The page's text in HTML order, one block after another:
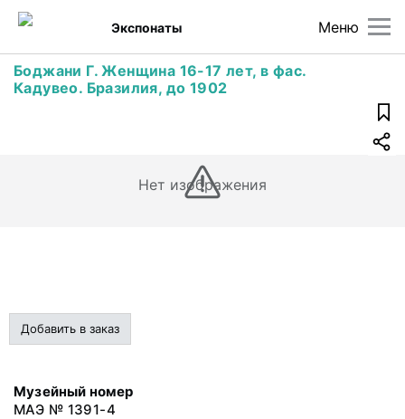
Меню
Экспонаты
Боджани Г. Женщина 16-17 лет, в фас.
Кадувео. Бразилия, до 1902
Нет изображения
Добавить в заказ
Музейный номер
МАЭ № 1391-4